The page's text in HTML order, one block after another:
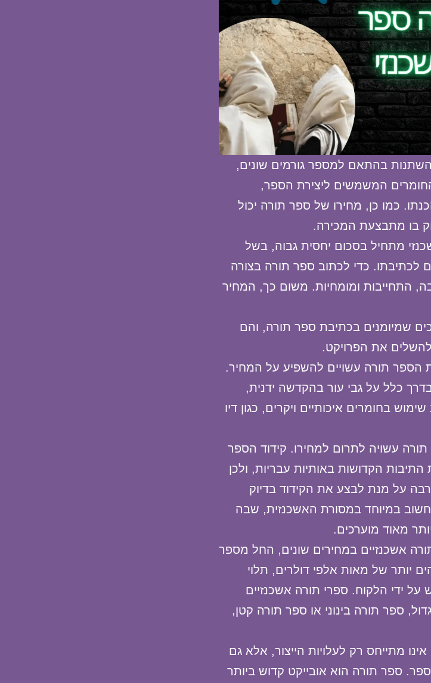
בהתאם למספר גורמים שונים,
המשמשים ליצירת הספר,
כמו כן, מחירו של ספר תורה יכול
בו מתבצעת המכירה.
מתחיל בסכום יחסית גבוה, בשל
לכתיבתו. כדי לכתוב ספר תורה בצורה
התחייבות ומומחיות. משום כך, המחיר
שמיומנים בכתיבת ספר תורה, והם
את הפרויקט.
הספר תורה עשויים להשפיע על המחיר.
כלל על גבי עור בהקדשה ידנית,
בחומרים איכותיים ויקרים, כגון דיו
עשויה לתרום למחירו. קידוד הספר
הקדושות באותיות עבריות, ולכן
על מנת לבצע את הקידוד בדיוק
חשוב במיוחד במסורת האשכנזית, שבה
מאוד מוערכים.
אשכנזיים במחירים שונים, החל מספר
יותר של מאות אלפי דולרים, תלוי
ידי הלקוח. ספרי תורה אשכנזיים
ספר תורה בינוני או ספר תורה קטן,
מתייחס רק לעלויות הייצור, אלא גם
ספר תורה הוא אובייקט קדוש ביותר